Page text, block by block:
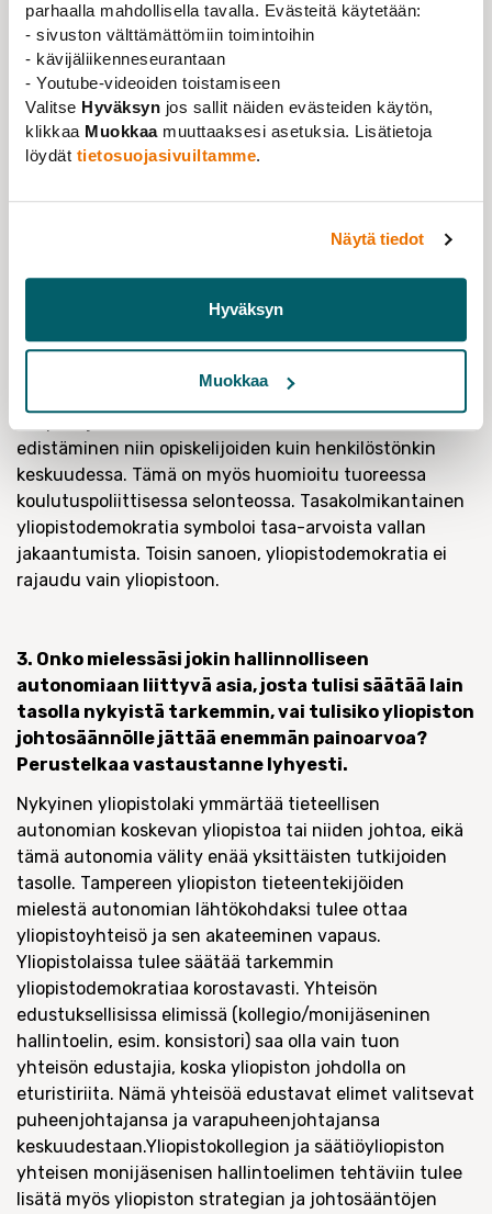
parhaalla mahdollisella tavalla. Evästeitä käytetään:
- sivuston välttämättömiin toimintoihin
- kävijäliikenneseurantaan
- Youtube-videoiden toistamiseen
Valitse Hyväksyn jos sallit näiden evästeiden käytön,
klikkaa Muokkaamuuttaaksesi asetuksia. Lisätietoja
löydät tietosuojasivuiltamme.
Näytä tiedot
Hyväksyn
Muokkaa
yliopistoyhteisön jäsenillä tulee olla yhtäläinen
edustus yhteisiä asioita koskevissa
päätöksentekoelimissä ja oikeus osallistua tuohon
päätöksentekoon. Kyse on periaatteesta, joka vahvistaa
molemminpuolista sitoutuneisuutta yliopistoon.
Tasakolmikanta ei itsessään riitä yliopistodemokratian
toteutumiseen, vaan se tulee nähdä osana laajempaa
kokonaisuutta, johon liittyy yliopistoyhteisön oma
Tasakolmikanta myös estää sen,
että tietyn yhteisön osan intressit dominoisivat
Yliopistodemokratialla on myös laajempaa
yhteiskunnallista merkitystä: yliopistodemokratian voi
nähdä edustavan laajemmin yhteiskunnan arvoja.
edistäminen niin opiskelijoiden kuin henkilöstönkin
keskuudessa. Tämä on myös huomioitu tuoreessa
koulutuspoliittisessa selonteossa. Tasakolmikantainen
yliopistodemokratia symboloi tasa-arvoista vallan
jakaantumista. Toisin sanoen, yliopistodemokratia ei
rajaudu vain yliopistoon.
3. Onko mielessäsi jokin hallinnolliseen
autonomiaan liittyvä asia, josta tulisi säätää lain
tasolla nykyistä tarkemmin, vai tulisiko yliopiston
johtosäännölle jättää enemmän painoarvoa?
Perustelkaa vastaustanne lyhyesti.
Nykyinen yliopistolaki ymmärtää tieteellisen
autonomian koskevan yliopistoa tai niiden johtoa, eikä
tämä autonomia välity enää yksittäisten tutkijoiden
tasolle. Tampereen yliopiston tieteentekijöiden
mielestä autonomian lähtökohdaksi tulee ottaa
yliopistoyhteisö ja sen akateeminen vapaus.
Yliopistolaissa tulee säätää tarkemmin
yliopistodemokratiaa korostavasti. Yhteisön
edustuksellisissa elimissä (kollegio/monijäseninen
hallintoelin, esim. konsistori) saa olla vain tuon
yhteisön edustajia, koska yliopiston johdolla on
eturistiriita. Nämä yhteisöä edustavat elimet valitsevat
puheenjohtajansa ja varapuheenjohtajansa
keskuudestaan.Yliopistokollegion ja säätiöyliopiston
yhteisen monijäsenisen hallintoelimen tehtäviin tulee
lisätä myös yliopiston strategian ja johtosääntöjen